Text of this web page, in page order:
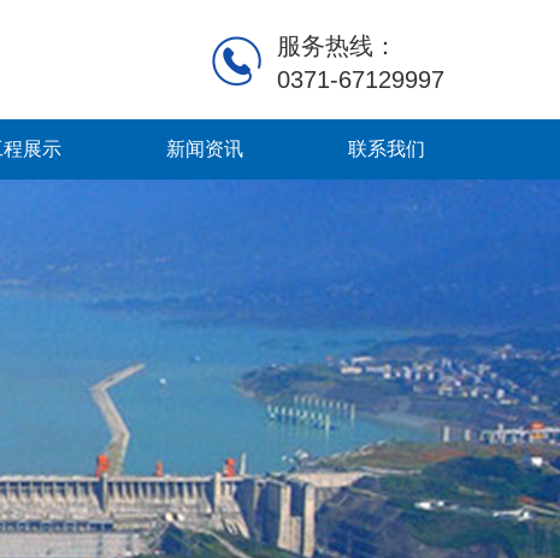
服务热线：
0371-67129997
展示 新闻资讯 联系我们